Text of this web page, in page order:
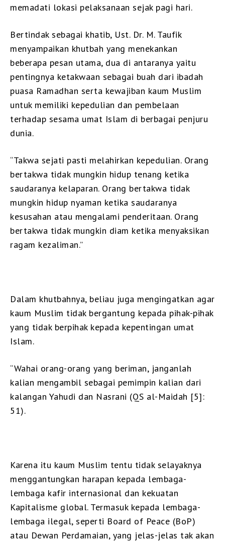
memadati lokasi pelaksanaan sejak pagi hari.
Bertindak sebagai khatib, Ust. Dr. M. Taufik
menyampaikan khutbah yang menekankan
beberapa pesan utama, dua di antaranya yaitu
pentingnya ketakwaan sebagai buah dari ibadah
puasa Ramadhan serta kewajiban kaum Muslim
untuk memiliki kepedulian dan pembelaan
terhadap sesama umat Islam di berbagai penjuru
dunia.
“Takwa sejati pasti melahirkan kepedulian. Orang
bertakwa tidak mungkin hidup tenang ketika
saudaranya kelaparan. Orang bertakwa tidak
mungkin hidup nyaman ketika saudaranya
kesusahan atau mengalami penderitaan. Orang
bertakwa tidak mungkin diam ketika menyaksikan
ragam kezaliman.”
Dalam khutbahnya, beliau juga mengingatkan agar
kaum Muslim tidak bergantung kepada pihak-pihak
yang tidak berpihak kepada kepentingan umat
Islam.
“Wahai orang-orang yang beriman, janganlah
kalian mengambil sebagai pemimpin kalian dari
kalangan Yahudi dan Nasrani (QS al-Maidah [5]:
51).
Karena itu kaum Muslim tentu tidak selayaknya
menggantungkan harapan kepada lembaga-
lembaga kafir internasional dan kekuatan
Kapitalisme global. Termasuk kepada lembaga-
lembaga ilegal, seperti Board of Peace (BoP)
atau Dewan Perdamaian, yang jelas-jelas tak akan